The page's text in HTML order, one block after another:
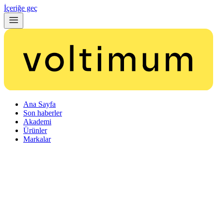
İçeriğe geç
Ana Sayfa
Son haberler
Akademi
Ürünler
Markalar